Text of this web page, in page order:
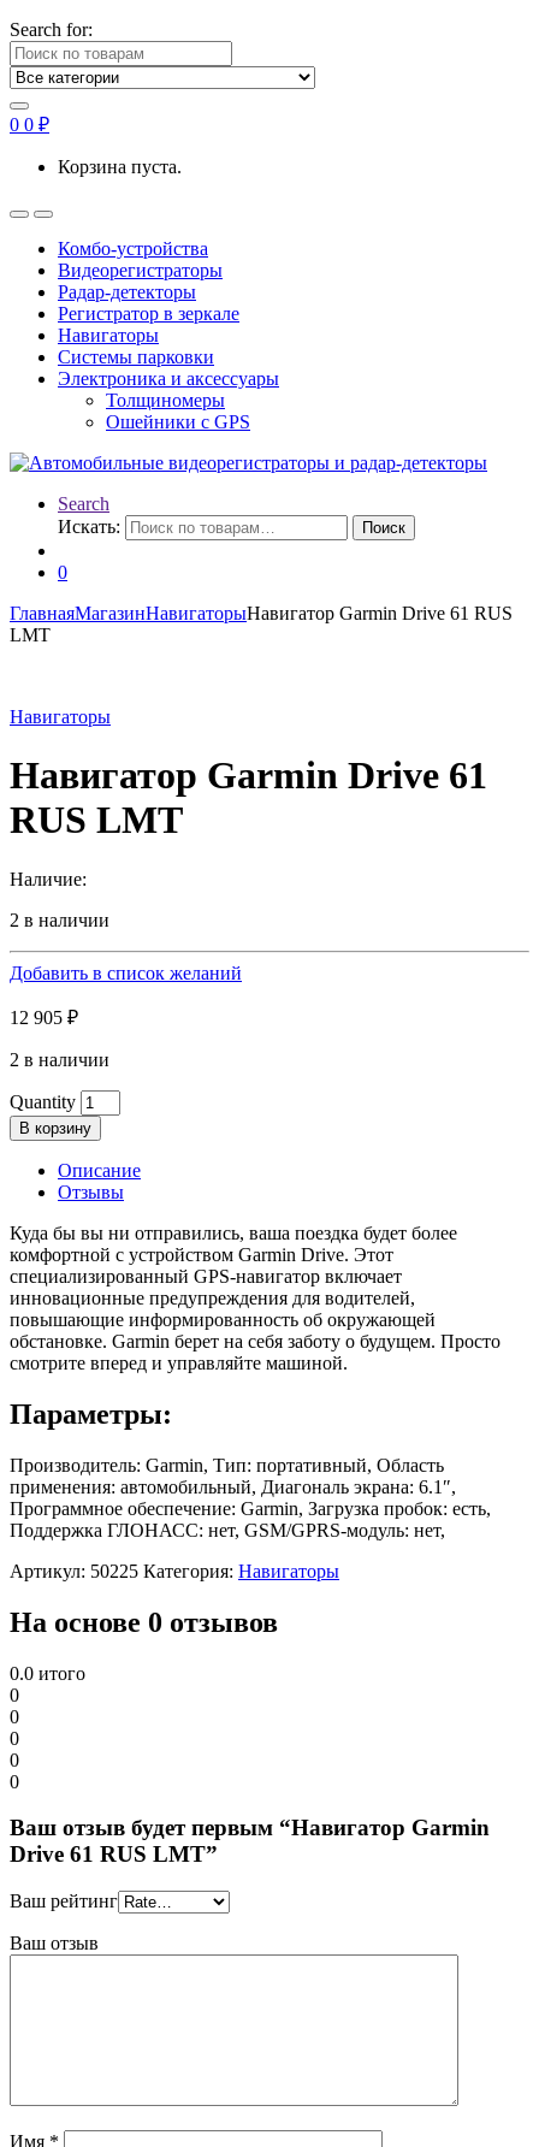
Search for:
0 0 ₽
Корзина пуста.
Комбо-устройства
Видеорегистраторы
Радар-детекторы
Регистратор в зеркале
Навигаторы
Системы парковки
Электроника и аксессуары
Толщиномеры
Ошейники с GPS
Search
Искать:
Поиск
0
ГлавнаяМагазинНавигаторыНавигатор Garmin Drive 61 RUS
LMT
Навигаторы
Навигатор Garmin Drive 61
RUS LMT
Наличие:
2 в наличии
Добавить в список желаний
12 905 ₽
2 в наличии
Quantity
В корзину
Описание
Отзывы
Куда бы вы ни отправились, ваша поездка будет более
комфортной с устройством Garmin Drive. Этот
специализированный GPS-навигатор включает
инновационные предупреждения для водителей,
повышающие информированность об окружающей
обстановке. Garmin берет на себя заботу о будущем. Просто
смотрите вперед и управляйте машиной.
Параметры:
Производитель: Garmin, Тип: портативный, Область
применения: автомобильный, Диагональ экрана: 6.1″,
Программное обеспечение: Garmin, Загрузка пробок: есть,
Поддержка ГЛОНАСС: нет, GSM/GPRS-модуль: нет,
Артикул: 50225 Категория: Навигаторы
На основе 0 отзывов
0.0 итого
0
0
0
0
0
Ваш отзыв будет первым “Навигатор Garmin
Drive 61 RUS LMT”
Ваш рейтинг
Ваш отзыв
Имя *